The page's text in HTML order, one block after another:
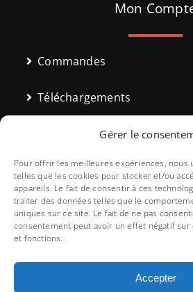
Gérer le
Pour offrir les meilleures expériences, nous
telles que les cookies pour stocker et/ou
appareils. Le fait de consentir à ces
traiter des données telles que le
uniques sur ce site. Le fait de ne pas
consentement peut avoir un effet négatif
et fonctions.
Accepter
Mon
Commandes
Téléchargements
Moyens de paiement
Détails du compte
Mot de passe perdu